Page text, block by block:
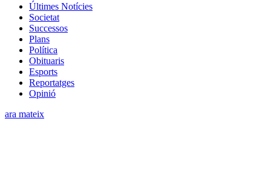
Últimes Notícies
Societat
Successos
Plans
Política
Obituaris
Esports
Reportatges
Opinió
ara mateix